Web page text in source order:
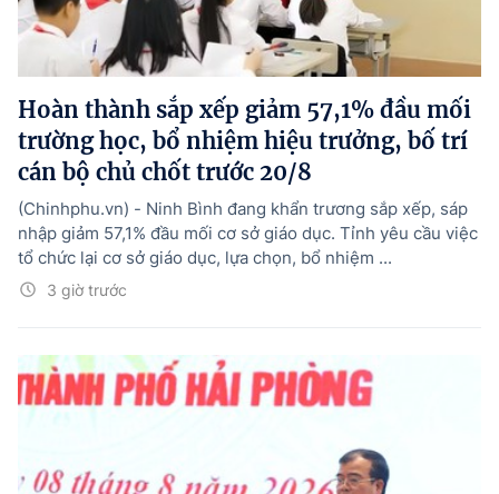
Hoàn thành sắp xếp giảm 57,1% đầu mối
trường học, bổ nhiệm hiệu trưởng, bố trí
cán bộ chủ chốt trước 20/8
3 giờ trước
(Chinhphu.vn) - Ninh Bình đang khẩn trương sắp xếp, sáp
nhập giảm 57,1% đầu mối cơ sở giáo dục. Tỉnh yêu cầu việc
tổ chức lại cơ sở giáo dục, lựa chọn, bổ nhiệm ...